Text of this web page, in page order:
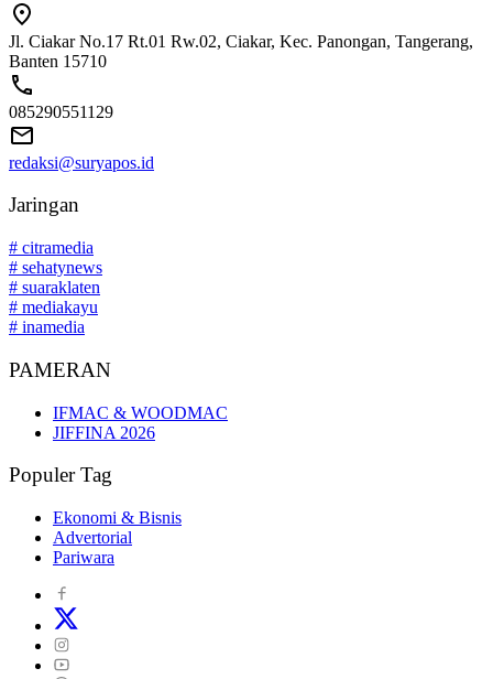
Jl. Ciakar No.17 Rt.01 Rw.02, Ciakar, Kec. Panongan, Tangerang,
Banten 15710
085290551129
redaksi@suryapos.id
Jaringan
# citramedia
# sehatynews
# suaraklaten
# mediakayu
# inamedia
PAMERAN
IFMAC & WOODMAC
JIFFINA 2026
Populer Tag
Ekonomi & Bisnis
Advertorial
Pariwara